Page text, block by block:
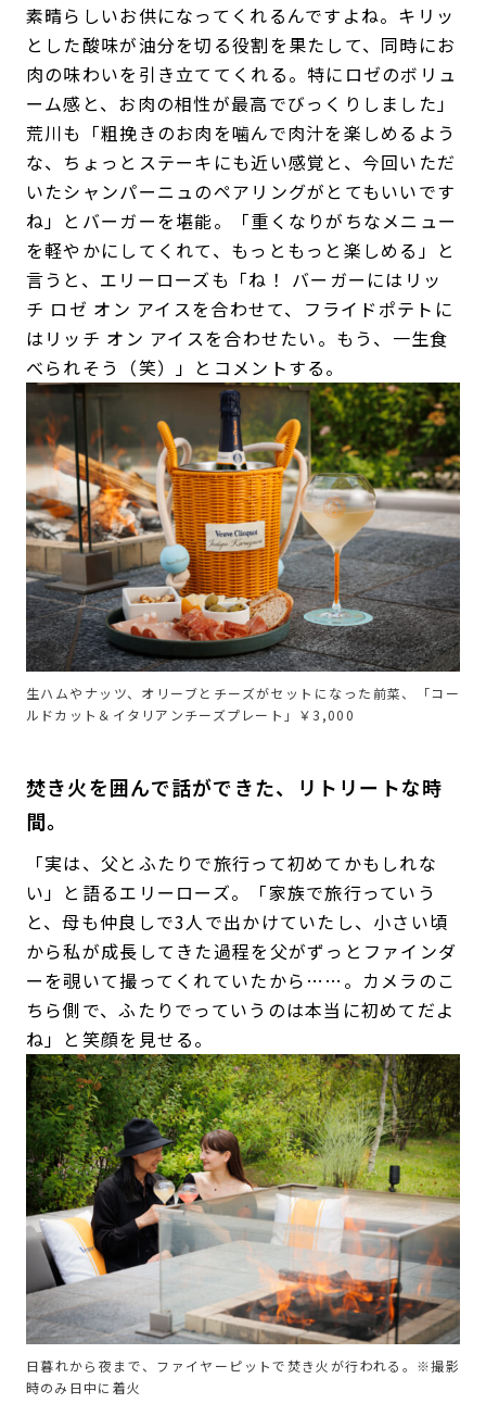
素晴らしいお供になってくれるんですよね。キリッ
とした酸味が油分を切る役割を果たして、同時にお
肉の味わいを引き立ててくれる。特にロゼのボリュ
ーム感と、お肉の相性が最高でびっくりしました」
荒川も「粗挽きのお肉を噛んで肉汁を楽しめるよう
な、ちょっとステーキにも近い感覚と、今回いただ
いたシャンパーニュのペアリングがとてもいいです
ね」とバーガーを堪能。「重くなりがちなメニュー
を軽やかにしてくれて、もっともっと楽しめる」と
言うと、エリーローズも「ね！ バーガーにはリッ
チ ロゼ オン アイスを合わせて、フライドポテトに
はリッチ オン アイスを合わせたい。もう、一生食
べられそう（笑）」とコメントする。
生ハムやナッツ、オリーブとチーズがセットになった前菜、「コー
ルドカット＆イタリアンチーズプレート」￥3,000
焚き火を囲んで話ができた、リトリートな時
間。
「実は、父とふたりで旅行って初めてかもしれな
い」と語るエリーローズ。「家族で旅行っていう
と、母も仲良しで3人で出かけていたし、小さい頃
から私が成長してきた過程を父がずっとファインダ
ーを覗いて撮ってくれていたから……。カメラのこ
ちら側で、ふたりでっていうのは本当に初めてだよ
ね」と笑顔を見せる。
日暮れから夜まで、ファイヤーピットで焚き火が行われる。※撮影
時のみ日中に着火